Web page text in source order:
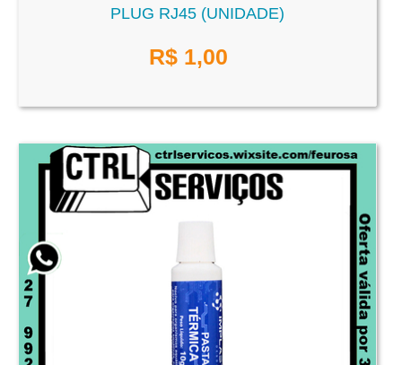
PLUG RJ45 (UNIDADE)
R$ 1,00